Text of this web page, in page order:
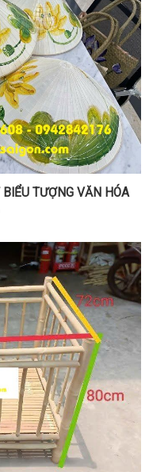
TƯỢNG VĂN HÓA